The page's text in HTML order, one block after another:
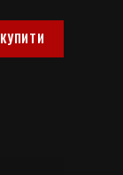
КУПИТИ